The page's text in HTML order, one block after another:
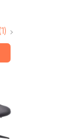
(1)